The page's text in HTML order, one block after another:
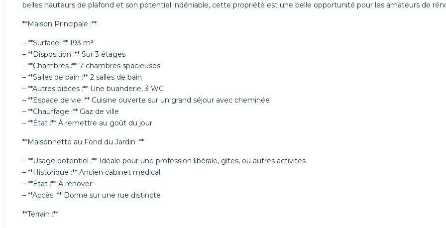
belles hauteurs de plafond et son potentiel indéniable, cette propriété est une belle opportunité pour les amateurs de
**Maison Principale :**
– **Surface :** 193 m²
– **Disposition :** Sur 3 étages
– **Chambres :** 7 chambres spacieuses
– **Salles de bain :** 2 salles de bain
– **Autres pièces :** Une buanderie, 3 WC
– **Espace de vie :** Cuisine ouverte sur un grand séjour avec cheminée
– **Chauffage :** Gaz de ville
– **État :** À remettre au goût du jour
**Maisonnette au Fond du Jardin :**
– **Usage potentiel :** Idéale pour une profession libérale, gîtes, ou autres activités
– **Historique :** Ancien cabinet médical
– **État :** À rénover
– **Accès :** Donne sur une rue distincte
**Terrain :**